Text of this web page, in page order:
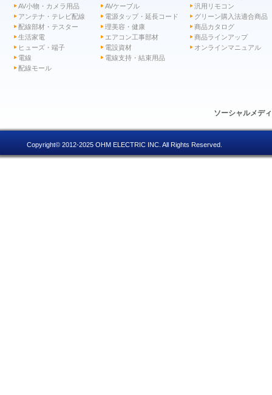
AV小物・カメラ用品
AVケーブル
アンテナ・テレビ配線
電源タップ・延長コード
配線部材・テスター
理美容・健康
生活家電
エアコン工事部材
ヒューズ・端子
電設資材
電線
電線支持・結束用品
配線モール
汎用リモコン
グリーン購入法適合商品
商品カタログ
商品ラインアップ
オンラインマニュアル
ソーシャルメデ
Copyright© 2012-2025 OHM ELECTRIC INC. All Rights Reserved.